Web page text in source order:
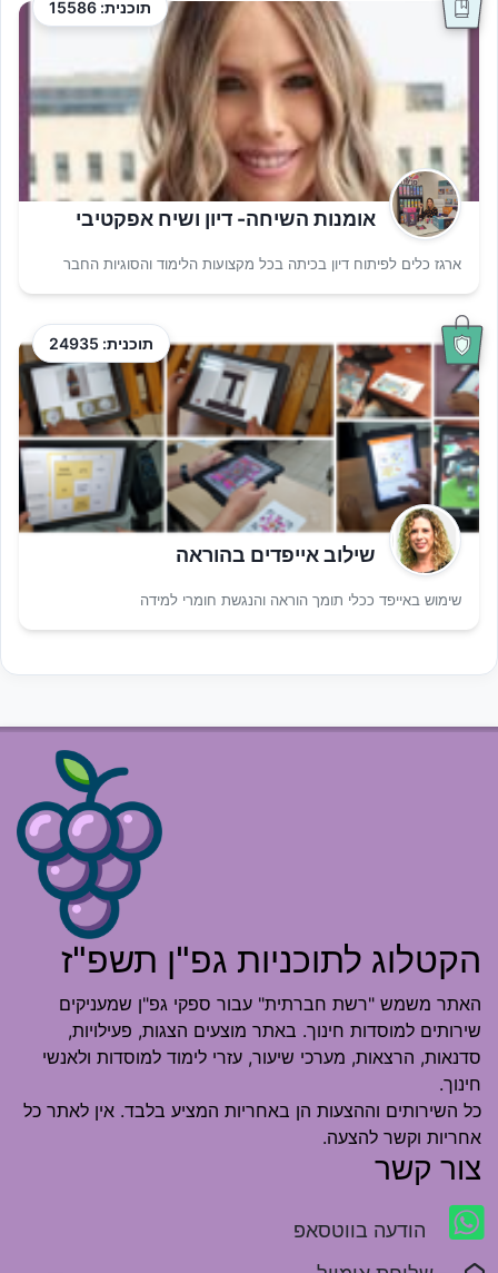
תוכנית: 15586
אומנות השיחה- דיון ושיח אפקטיבי
ארגז כלים לפיתוח דיון בכיתה בכל מקצועות הלימוד והסוגיות החבר
תוכנית: 24935
שילוב אייפדים בהוראה
שימוש באייפד ככלי תומך הוראה והנגשת חומרי למידה
הקטלוג לתוכניות גפ"ן תשפ"ז
האתר משמש "רשת חברתית" עבור ספקי גפ"ן שמעניקים
שירותים למוסדות חינוך. באתר מוצעים הצגות, פעילויות,
סדנאות, הרצאות, מערכי שיעור, עזרי לימוד למוסדות ולאנשי
חינוך.
כל השירותים וההצעות הן באחריות המציע בלבד. אין לאתר כל
אחריות וקשר להצעה.
צור קשר
הודעה בווטסאפ